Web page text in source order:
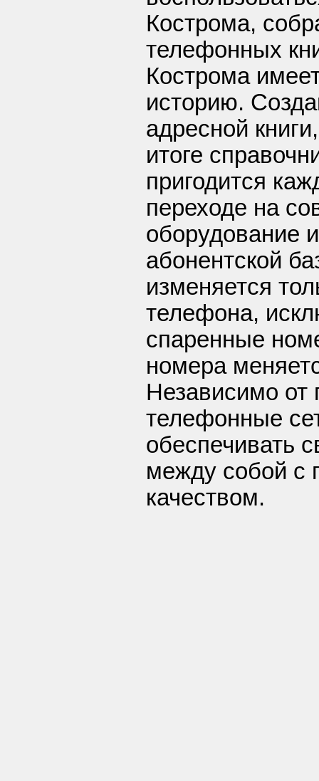
Кострома,
телефонных
Кострома
историю.
адресной
итоге
пригодится
переходе на
оборудование
абонентской
изменяется
телефона,
спаренные
номера
Независимо от
телефонные
обеспечивать
между собой
качеством.